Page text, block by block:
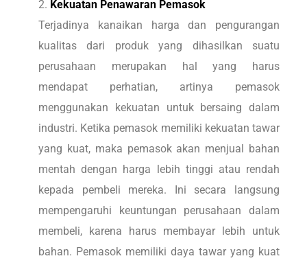
Kekuatan Penawaran Pemasok
Terjadinya kanaikan harga dan pengurangan
kualitas dari produk yang dihasilkan suatu
perusahaan merupakan hal yang harus
mendapat perhatian, artinya pemasok
menggunakan kekuatan untuk bersaing dalam
industri. Ketika pemasok memiliki kekuatan tawar
yang kuat, maka pemasok akan menjual bahan
mentah dengan harga lebih tinggi atau rendah
kepada pembeli mereka. Ini secara langsung
mempengaruhi keuntungan perusahaan dalam
membeli, karena harus membayar lebih untuk
bahan. Pemasok memiliki daya tawar yang kuat